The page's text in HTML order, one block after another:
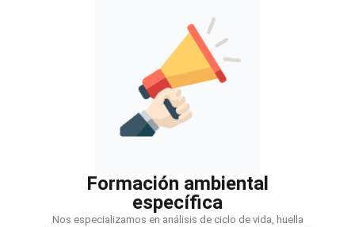
Formación ambiental
específica
Nos especializamos en análisis de ciclo de vida, huella